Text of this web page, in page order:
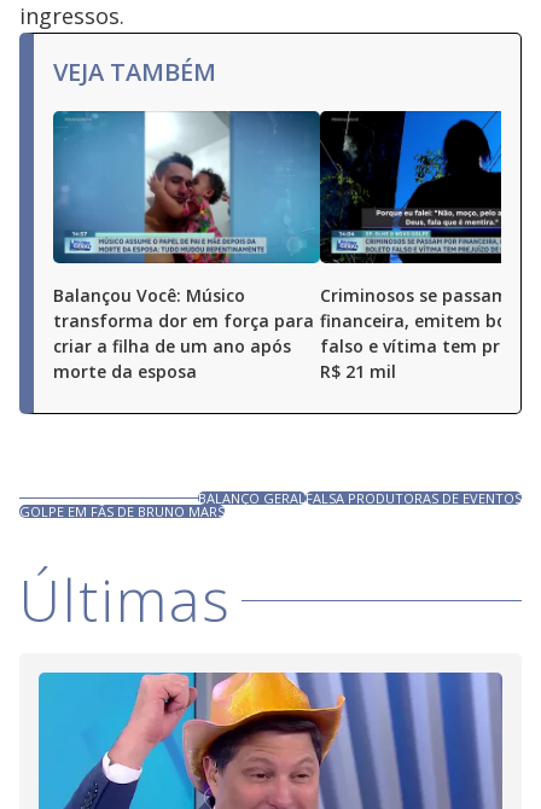
ingressos.
VEJA TAMBÉM
Balançou Você: Músico
transforma dor em força para
criar a filha de um ano após
morte da esposa
Criminosos se passam por
financeira, emitem boleto
falso e vítima tem
R$ 21 mil
BALANÇO GERALFALSA PRODUTORAS DE EVENTOS
GOLPE EM FÃS DE BRUNO MARS
Últimas